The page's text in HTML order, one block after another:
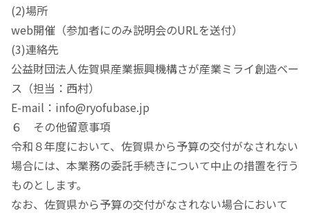
(2)場所
web開催（参加者にのみ説明会のURLを送付）
(3)連絡先
公益財団法人佐賀県産業振興機構さが産業ミライ創造ベー
ス（担当：西村）
E-mail：info@ryofubase.jp
６ その他留意事項
令和８年度において、佐賀県から予算の交付がなされない
場合には、本業務の委託手続きについて中止の措置を行う
ものとします。
なお、佐賀県から予算の交付がなされない場合において